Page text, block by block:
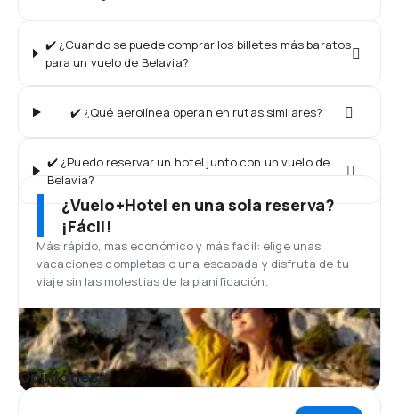
✔️ ¿Cuándo se puede comprar los billetes más baratos
para un vuelo de Belavia?
✔️ ¿Qué aerolínea operan en rutas similares?
✔️ ¿Puedo reservar un hotel junto con un vuelo de
Belavia?
¿Vuelo+Hotel en una sola reserva?
¡Fácil!
Más rápido, más económico y más fácil: elige unas
vacaciones completas o una escapada y disfruta de tu
viaje sin las molestias de la planificación.
Opiniones